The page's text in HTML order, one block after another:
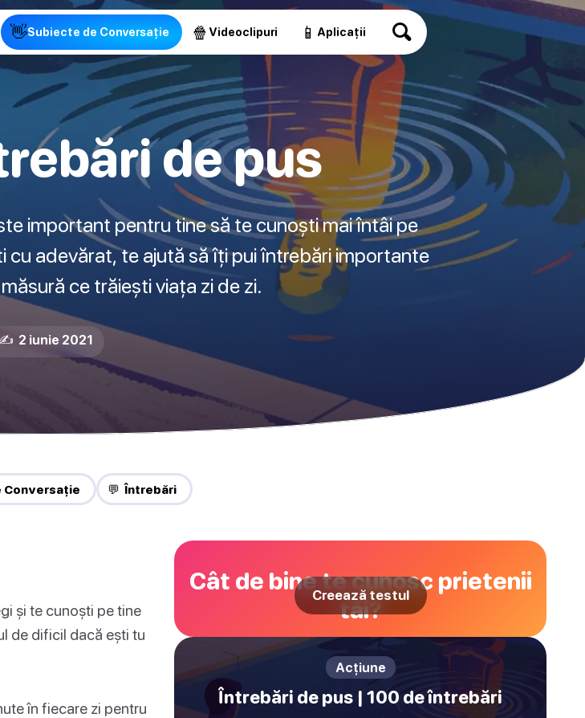
👋Subiecte de Conversație 🍿 Videoclipuri 📱 Aplicații
de pus
important pentru tine să te cunoști mai întâi pe
cu adevărat, te ajută să îți pui întrebări importante
ce trăiești viața zi de zi.
✍️ 2 iunie 2021
Conversație 💬 Întrebări
și te cunoști pe tine
de dificil dacă ești tu
în fiecare zi pentru
Cât de bine te cunosc prietenii
tăi?
Creează testul
Acțiune
Întrebări de pus | 100 de întrebări